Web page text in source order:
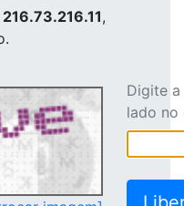
216.73.216.11,
Digite
lado no